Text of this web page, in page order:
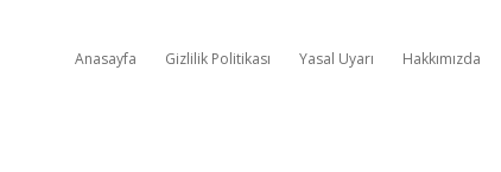
Anasayfa Gizlilik Politikası Yasal Uyarı Hakkımızda